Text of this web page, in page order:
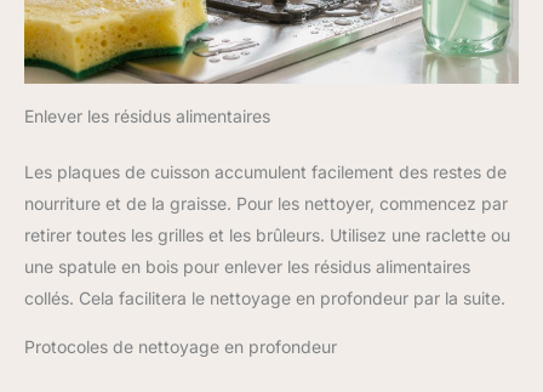
Enlever les résidus alimentaires
Les plaques de cuisson accumulent facilement des restes de
nourriture et de la graisse. Pour les nettoyer, commencez par
retirer toutes les grilles et les brûleurs. Utilisez une raclette ou
une spatule en bois pour enlever les résidus alimentaires
collés. Cela facilitera le nettoyage en profondeur par la suite.
Protocoles de nettoyage en profondeur